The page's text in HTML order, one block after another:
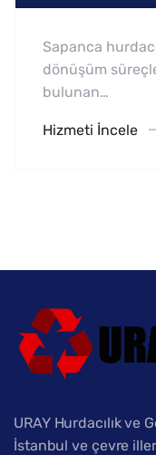
Sapanca
dönüşüm
bulunan…
Hizmeti İncele
URAY Hurdacılık ve
İstanbul ve çevre